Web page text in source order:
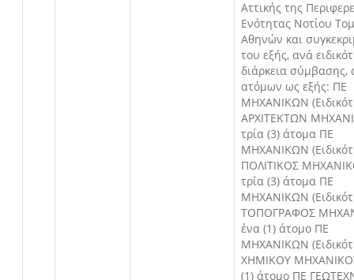
Αττικής της
Ενότητας Νοτίου
Αθηνών και
του εξής, ανά
διάρκεια σύμβασης,
ατόμων ως εξής: ΠΕ
ΜΗΧΑΝΙΚΩΝ
ΑΡΧΙΤΕΚΤΩΝ
τρία (3) άτομα ΠΕ
ΜΗΧΑΝΙΚΩΝ
ΠΟΛΙΤΙΚΟΣ
τρία (3) άτομα ΠΕ
ΜΗΧΑΝΙΚΩΝ
ΤΟΠΟΓΡΑΦΟΣ
ένα (1) άτομο ΠΕ
ΜΗΧΑΝΙΚΩΝ
ΧΗΜΙΚΟΥ
(1) άτομο ΠΕ